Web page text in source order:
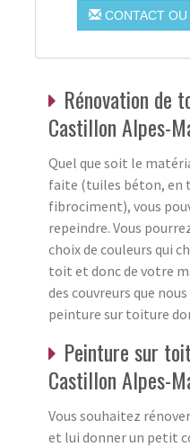
CONTACT OU
Rénovation de
Castillon Alpes-
Quel que soit le
faite (tuiles béton, en
fibrociment), vous
repeindre. Vous
choix de couleurs qui
toit et donc de votre
des couvreurs que
peinture sur toiture
Peinture sur
Castillon Alpes-
Vous souhaitez
et lui donner un petit